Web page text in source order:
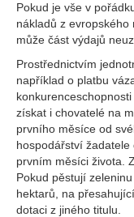
Pokud je vše v
nákladů z evropského
může část výdajů
Prostřednictvím
například o platbu
získat i chovatelé na
prvního měsíce od
hospodářství
prvním měsíci života.
Pokud pěstují
hektarů, na
dotaci z jiného titulu.